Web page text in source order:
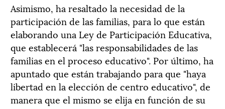
Asimismo, ha resaltado la necesidad de la
participación de las familias, para lo que están
elaborando una Ley de Participación Educativa,
que establecerá "las responsabilidades de las
familias en el proceso educativo". Por último, ha
apuntado que están trabajando para que "haya
libertad en la elección de centro educativo", de
manera que el mismo se elija en función de su